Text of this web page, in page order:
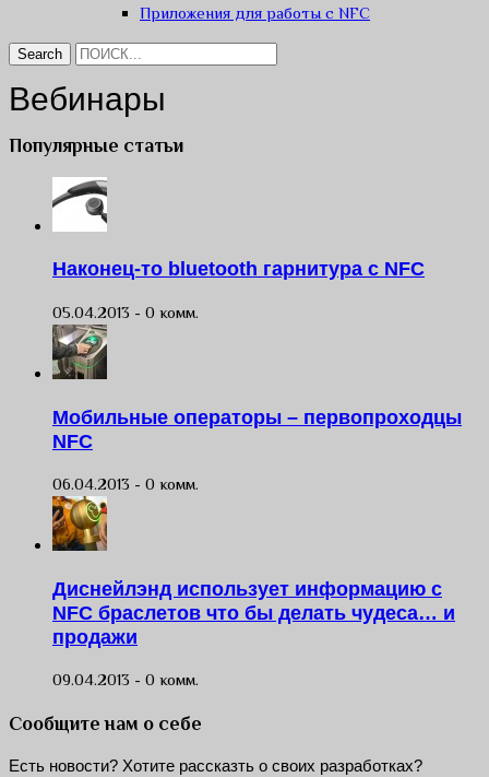
Приложения для работы с NFC
Вебинары
Популярные статьи
Наконец-то bluetooth гарнитура с NFC
05.04.2013 - 0 комм.
Мобильные операторы – первопроходцы
NFC
06.04.2013 - 0 комм.
Диснейлэнд использует информацию с
NFC браслетов что бы делать чудеса… и
продажи
09.04.2013 - 0 комм.
Сообщите нам о себе
Есть новости? Хотите рассказть о своих разработках?